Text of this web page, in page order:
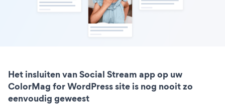
Het insluiten van Social Stream app op uw
ColorMag for WordPress site is nog nooit zo
eenvoudig geweest